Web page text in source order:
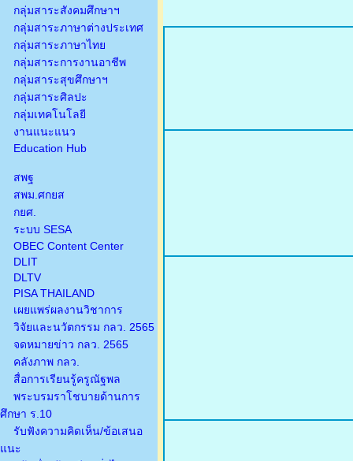
กลุ่มสาระสังคมศึกษาฯ
กลุ่มสาระภาษาต่างประเทศ
กลุ่มสาระภาษาไทย
กลุ่มสาระการงานอาชีพ
กลุ่มสาระสุขศึกษาฯ
กลุ่มสาระศิลปะ
กลุ่มเทคโนโลยี
งานแนะแนว
Education Hub
สพฐ
สพม.ศกยส
กยศ.
ระบบ SESA
OBEC Content Center
DLIT
DLTV
PISA THAILAND
เผยแพร่ผลงานวิชาการ
วิจัยและนวัตกรรม กลว. 2565
จดหมายข่าว กลว. 2565
คลังภาพ กลว.
สื่อการเรียนรู้ครูณัฐพล
พระบรมราโชบายด้านการ
ศึกษา ร.10
รับฟังความคิดเห็น/ข้อเสนอ
แนะ